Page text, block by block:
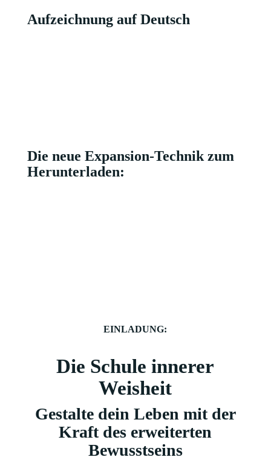
Aufzeichnung auf Deutsch
Die neue Expansion-Technik zum
Herunterladen:
EINLADUNG:
Die Schule innerer
Weisheit
Gestalte dein Leben mit der
Kraft des erweiterten
Bewusstseins